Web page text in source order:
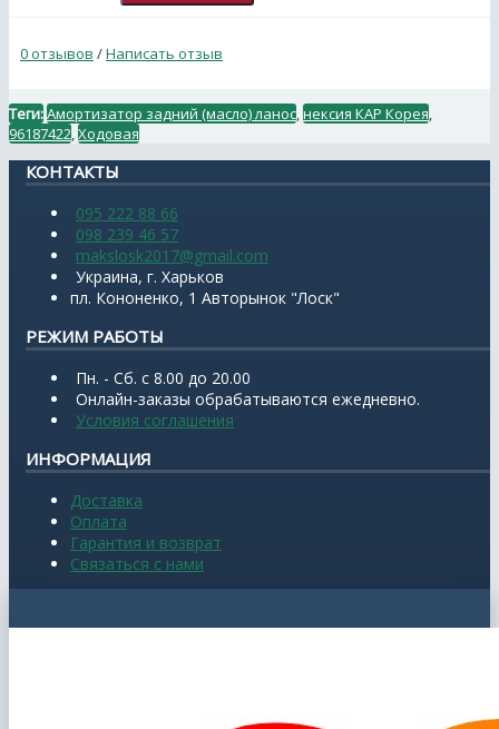
0 отзывов /Написать отзыв
Теги:Амортизатор задний (масло) ланос нексия КАР Корея
96187422 Ходовая
КОНТАКТЫ
095 222 88 66
098 239 46 57
makslosk2017@gmail.com
Украина, г. Харьков
пл. Кононенко, 1 Авторынок "Лоск"
РЕЖИМ РАБОТЫ
Пн. - Сб. с 8.00 до 20.00
Онлайн-заказы обрабатываются ежедневно.
Условия соглашения
ИНФОРМАЦИЯ
Доставка
Оплата
Гарантия и возврат
Связаться с нами